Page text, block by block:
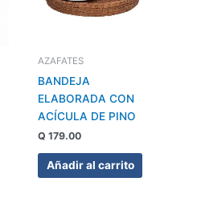
AZAFATES
BANDEJA
ELABORADA CON
ACÍCULA DE PINO
Q 179.00
Añadir al carrito